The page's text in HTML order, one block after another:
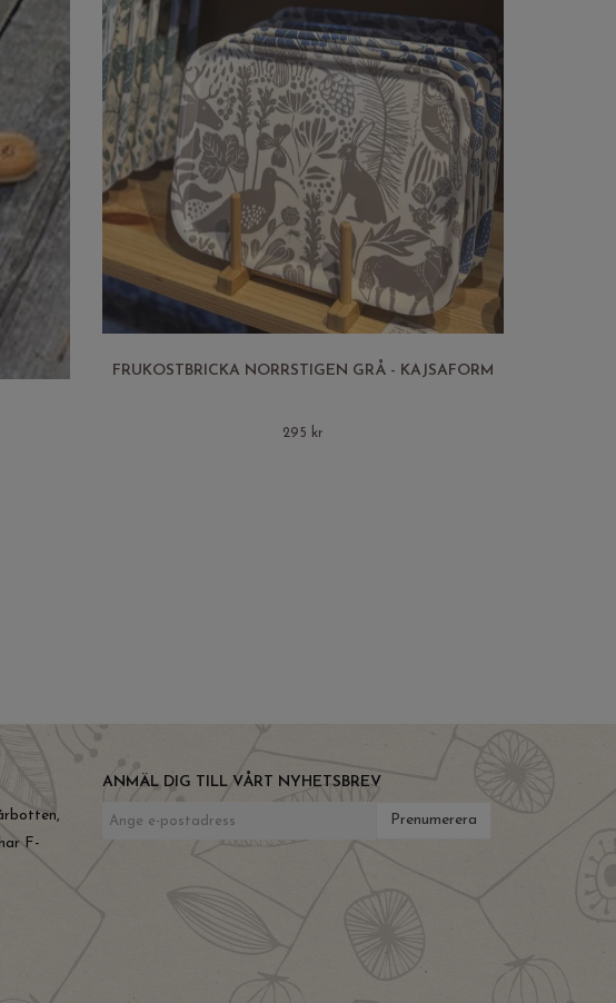
FRUKOSTBRICKA NORRSTIGEN GRÅ - KAJSAFORM
295 kr
F-
ANMÄL DIG TILL VÅRT NYHETSBREV
Prenumerera